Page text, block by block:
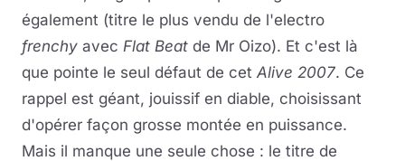
également (titre le plus vendu de l'electro
frenchy avec Flat Beat de Mr Oizo). Et c'est là
que pointe le seul défaut de cet Alive 2007. Ce
rappel est géant, jouissif en diable, choisissant
d'opérer façon grosse montée en puissance.
Mais il manque une seule chose : le titre de